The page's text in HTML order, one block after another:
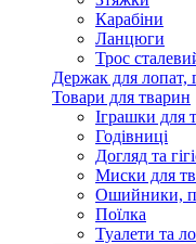
Карабіни
Ланцюги
Трос
Держак для лопат,
Товари для тварин
Іграшки для
Годівниці
Догляд та
Миски для
Ошийники,
Поїлка
Туалети та